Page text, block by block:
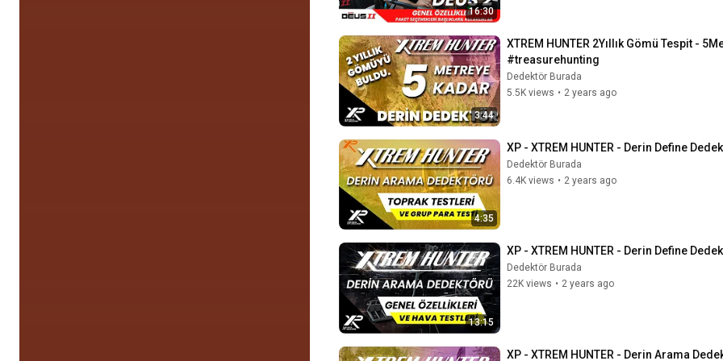
16:30
3:44
XTREM HUNTER 2Yıllık Gömü Tespit -
#treasurehunting
Dedektör Burada
5.5K views • 2 years ago
4:35
XP - XTREM HUNTER - Derin Define
Dedektör Burada
6.4K views • 2 years ago
13:15
XP - XTREM HUNTER - Derin Define
Dedektör Burada
22K views • 2 years ago
XP - XTREM HUNTER - Derin Arama